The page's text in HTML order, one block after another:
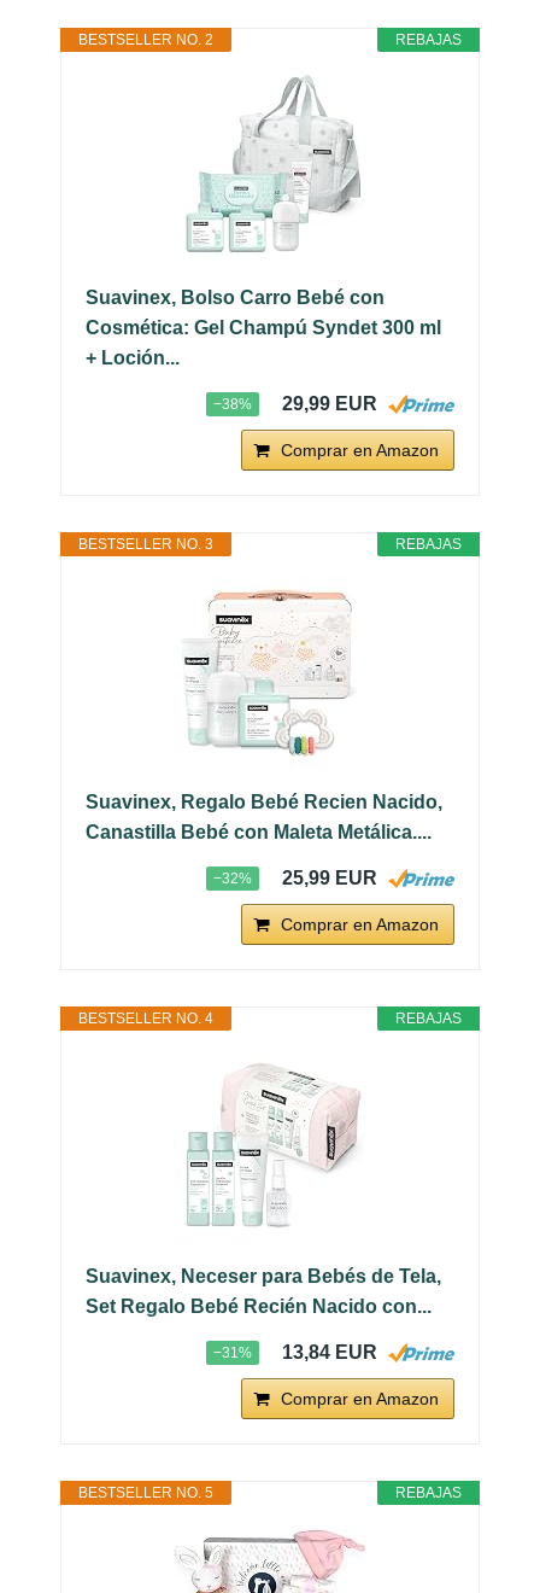
REBAJAS
BESTSELLER NO. 2
Suavinex, Bolso Carro Bebé con
Cosmética: Gel Champú Syndet 300 ml
+ Loción...
−38% 29,99 EUR
Comprar en Amazon
REBAJAS
BESTSELLER NO. 3
Suavinex, Regalo Bebé Recien Nacido,
Canastilla Bebé con Maleta Metálica....
−32% 25,99 EUR
Comprar en Amazon
REBAJAS
BESTSELLER NO. 4
Suavinex, Neceser para Bebés de Tela,
Set Regalo Bebé Recién Nacido con...
−31% 13,84 EUR
Comprar en Amazon
REBAJAS
BESTSELLER NO. 5